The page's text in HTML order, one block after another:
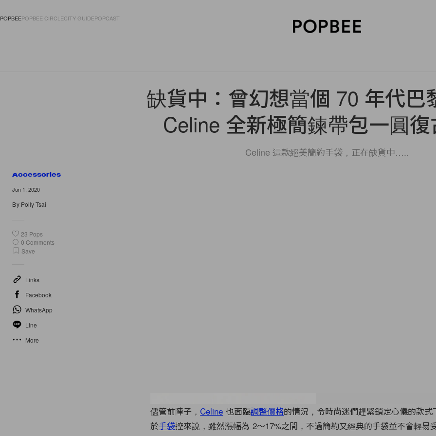
POPBEEPOPBEE CIRCLECITY GUIDEPOPCAST
缺貨中：曾幻想當個 70 年代巴
Celine 全新極簡鍊帶包一圓復
Celine 這款絕美簡約手袋，正在缺貨中…..
Accessories
Jun 1, 2020
By Polly Tsai
23 Pops
0 Comments
Save
Links
Facebook
WhatsApp
Line
More
儘管前陣子，Celine 也面臨調整價格的情況，令時尚迷們趕緊鎖定心儀的款式
於手袋控來說，雖然漲幅為 2～17%之間，不過簡約又經典的手袋並不會輕易